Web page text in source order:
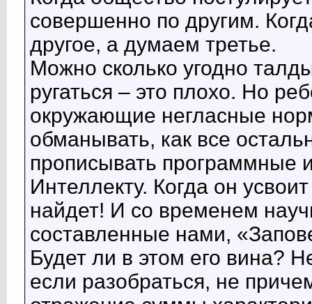
совершенно по другим.
другое, а думаем третье.
Можно сколько угодно
ругаться – это плохо. Но
окружающие негласные
обманывать, как все
прописывать программные
Интеллекту. Когда он
найдет! И со временем
составленные нами,
Будет ли в этом его вина?
если разобраться, не